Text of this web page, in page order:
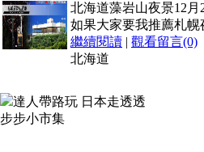
北海道藻岩山夜景12月
如果大家要我推薦札
繼續閱讀 | 觀看留言(0)
北海道
達人帶路玩 日本走透透
步步小市集